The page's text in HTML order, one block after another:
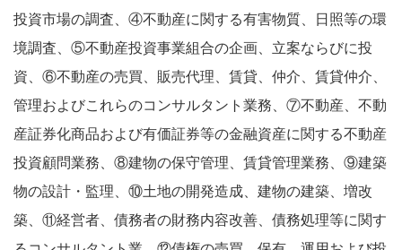
投資市場の調査、④不動産に関する有害物質、日照等の環
境調査、⑤不動産投資事業組合の企画、立案ならびに投
資、⑥不動産の売買、販売代理、賃貸、仲介、賃貸仲介、
管理およびこれらのコンサルタント業務、⑦不動産、不動
産証券化商品および有価証券等の金融資産に関する不動産
投資顧問業務、⑧建物の保守管理、賃貸管理業務、⑨建築
物の設計・監理、⑩土地の開発造成、建物の建築、増改
築、⑪経営者、債務者の財務内容改善、債務処理等に関す